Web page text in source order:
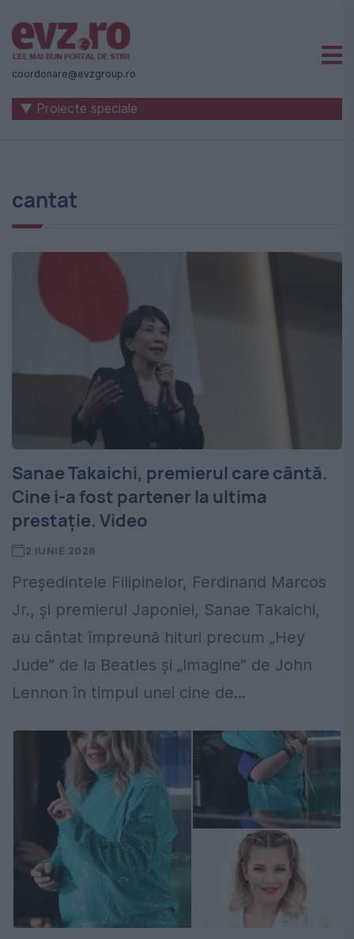
Știri
naționale
internaționale
-
Evenimentul
Zilei
coordonare@evzgroup.ro
▼ Proiecte speciale
cantat
Sanae Takaichi, premierul care cântă.
Cine i-a fost partener la ultima
prestație. Video
2 IUNIE 2026
Președintele Filipinelor, Ferdinand Marcos
Jr., și premierul Japoniei, Sanae Takaichi,
au cântat împreună hituri precum „Hey
Jude” de la Beatles și „Imagine” de John
Lennon în timpul unei cine de...